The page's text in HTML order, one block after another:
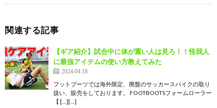
関連する記事
【ギア紹介】試合中に体が重い人は見ろ！！怪我人
に最強アイテムの使い方教えてみた
2024.04.18
フットブーツでは海外限定、廃盤のサッカースパイクの取り
扱い、販売をしております。 FOOTBOOTSフォームローラー
【 […][…]